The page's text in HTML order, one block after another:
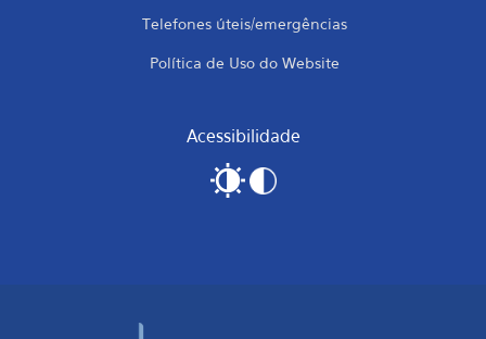
Telefones úteis/emergências
Política de Uso do Website
Acessibilidade